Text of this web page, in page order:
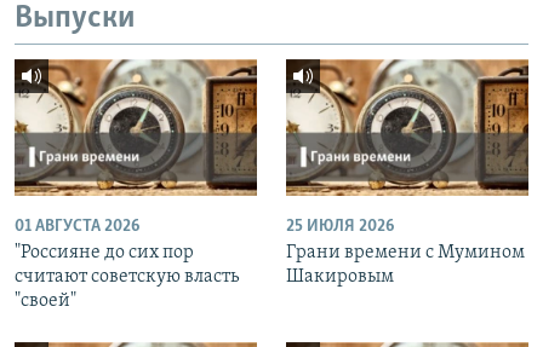
Выпуски
01 АВГУСТА 2026
"Россияне до сих пор
считают советскую власть
"своей"
25 ИЮЛЯ 2026
Грани времени с Мумином
Шакировым